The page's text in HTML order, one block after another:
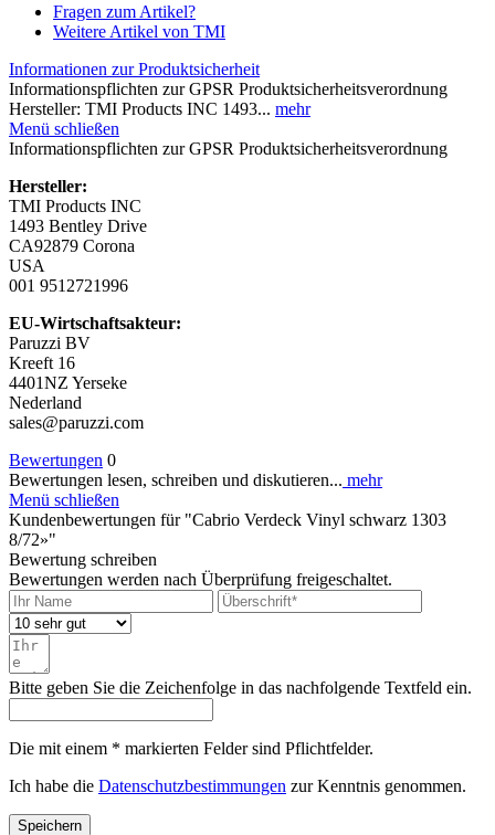
Fragen zum Artikel?
Weitere Artikel von TMI
Informationen zur Produktsicherheit
Informationspflichten zur GPSR Produktsicherheitsverordnung
Hersteller: TMI Products INC 1493... mehr
Menü schließen
Informationspflichten zur GPSR Produktsicherheitsverordnung
Hersteller:
TMI Products INC
1493 Bentley Drive
CA92879 Corona
USA
001 9512721996
EU-Wirtschaftsakteur:
Paruzzi BV
Kreeft 16
4401NZ Yerseke
Nederland
sales@paruzzi.com
Bewertungen 0
Bewertungen lesen, schreiben und diskutieren... mehr
Menü schließen
Kundenbewertungen für "Cabrio Verdeck Vinyl schwarz 1303
8/72»"
Bewertung schreiben
Bewertungen werden nach Überprüfung freigeschaltet.
Bitte geben Sie die Zeichenfolge in das nachfolgende Textfeld ein.
Die mit einem * markierten Felder sind Pflichtfelder.
Ich habe die Datenschutzbestimmungen zur Kenntnis genommen.
Speichern